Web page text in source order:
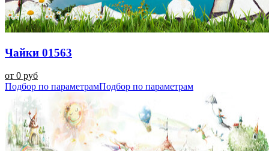
Чайки 01563
от 0 руб
Подбор по параметрамПодбор по параметрам